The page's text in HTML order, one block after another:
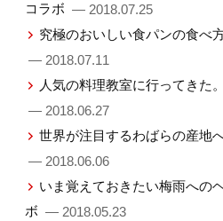
コラボ — 2018.07.25
究極のおいしい食パンの食
— 2018.07.11
人気の料理教室に行ってきた
— 2018.06.27
世界が注目するわばらの産地
— 2018.06.06
いま覚えておきたい梅雨への
ボ — 2018.05.23